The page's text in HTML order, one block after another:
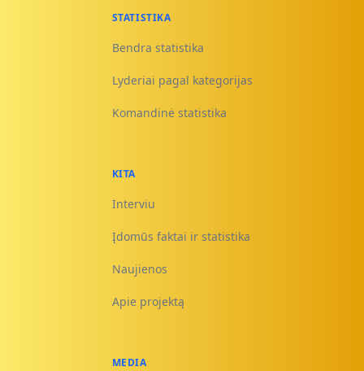
STATISTIKA
Bendra statistika
Lyderiai pagal kategorijas
Komandinė statistika
KITA
Interviu
Įdomūs faktai ir statistika
Naujienos
Apie projektą
MEDIA